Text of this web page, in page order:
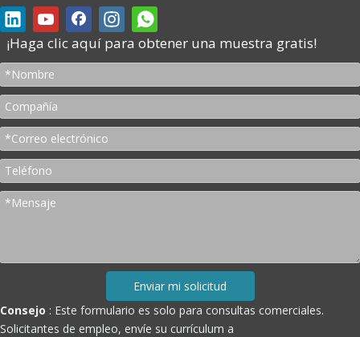
¡Haga clic aquí para obtener una muestra gratis!
Enviar mi solicitud
Consejo : Este formulario es solo para consultas comerciales.
Solicitantes de empleo, envíe su currículum a